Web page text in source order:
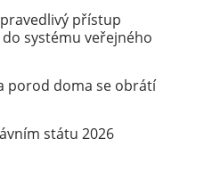
přístup
systému veřejného
porod doma se obrátí
státu 2026